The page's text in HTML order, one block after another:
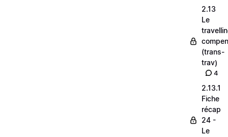
2.13
Le
(trans-
trav)
4
2.13.1
Fiche
récap
24 -
Le